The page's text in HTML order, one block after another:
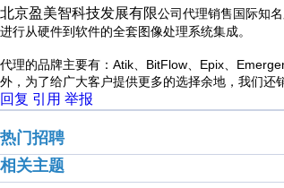
北京盈美智科技发展有限公司代理销售国际知
进行从硬件到软件的全套图像处理系统集成。
代理的品牌主要有：Atik、BitFlow、Epix、
外，为了给广大客户提供更多的选择余地，我们还
回复 引用 举报
热门招聘
相关主题